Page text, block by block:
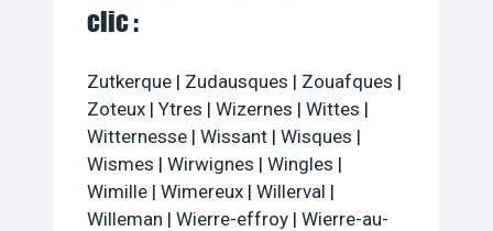
clic :
Zutkerque | Zudausques | Zouafques |
Zoteux | Ytres | Wizernes | Wittes |
Witternesse | Wissant | Wisques |
Wismes | Wirwignes | Wingles |
Wimille | Wimereux | Willerval |
Willeman | Wierre-effroy | Wierre-au-